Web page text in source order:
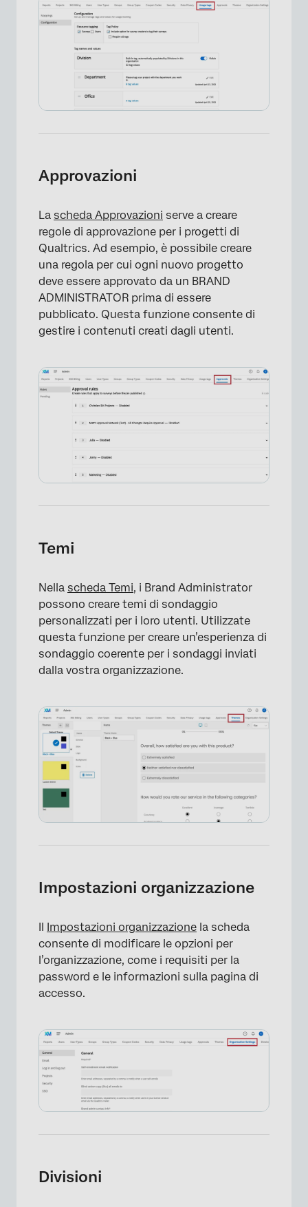
×
Approvazioni
La scheda Approvazioni serve a creare
regole di approvazione per i progetti di
Qualtrics. Ad esempio, è possibile creare
una regola per cui ogni nuovo progetto
deve essere approvato da un BRAND
ADMINISTRATOR prima di essere
pubblicato. Questa funzione consente di
gestire i contenuti creati dagli utenti.
Temi
Nella scheda Temi, i Brand Administrator
possono creare temi di sondaggio
personalizzati per i loro utenti. Utilizzate
questa funzione per creare un’esperienza di
sondaggio coerente per i sondaggi inviati
dalla vostra organizzazione.
Impostazioni organizzazione
Il Impostazioni organizzazione la scheda
consente di modificare le opzioni per
l’organizzazione, come i requisiti per la
password e le informazioni sulla pagina di
accesso.
Divisioni